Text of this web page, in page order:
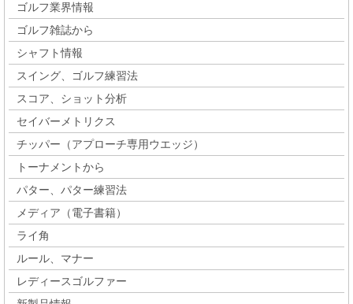
ゴルフ業界情報
ゴルフ雑誌から
シャフト情報
スイング、ゴルフ練習法
スコア、ショット分析
セイバーメトリクス
チッパー（アプローチ専用ウエッジ）
トーナメントから
パター、パター練習法
メディア（電子書籍）
ライ角
ルール、マナー
レディースゴルファー